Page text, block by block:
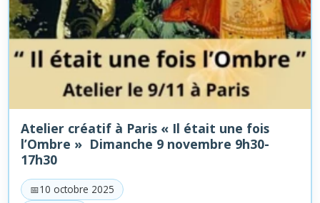
Atelier créatif à Paris « Il était une fois
l’Ombre » Dimanche 9 novembre 9h30-
17h30
10 octobre 2025